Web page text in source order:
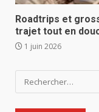
Roadtrips et
trajet tout en
1 juin 2026
Rechercher :